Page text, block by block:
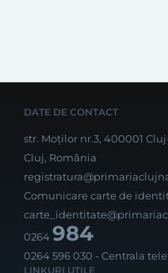
DATE DE CONTACT
str. Moților nr.3, 400001
Cluj, România
Comunicare carte de
0264984
0264 596 030 - Centrala
LINKURI UTILE